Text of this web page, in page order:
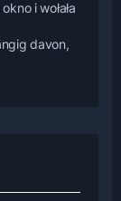
i wołała
davon,